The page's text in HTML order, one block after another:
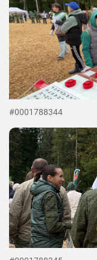
#0001788344